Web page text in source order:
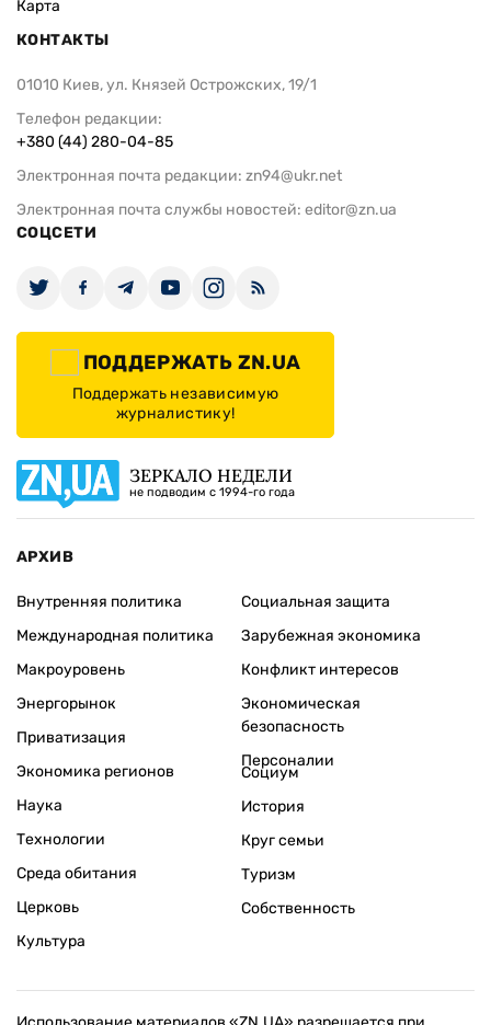
Карта
КОНТАКТЫ
01010 Киев, ул. Князей Острожских, 19/1
Телефон редакции:
+380 (44) 280-04-85
Электронная почта редакции: zn94@ukr.net
Электронная почта службы новостей: editor@zn.ua
СОЦСЕТИ
ПОДДЕРЖАТЬ ZN.UA
Поддержать независимую
журналистику!
ЗЕРКАЛО НЕДЕЛИ
не подводим с 1994-го года
АРХИВ
Внутренняя политика
Международная политика
Макроуровень
Энергорынок
Приватизация
Экономика регионов
Социальная защита
Зарубежная экономика
Конфликт интересов
Экономическая
безопасность
Персоналии
Наука
Технологии
Среда обитания
Церковь
Культура
Социум
История
Круг семьи
Туризм
Собственность